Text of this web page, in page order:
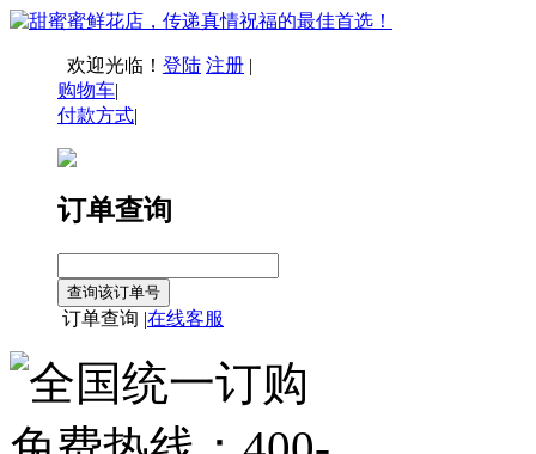
欢迎光临！ 登陆 注册 |
购物车|
付款方式|
订单查询
订单查询 |在线客服